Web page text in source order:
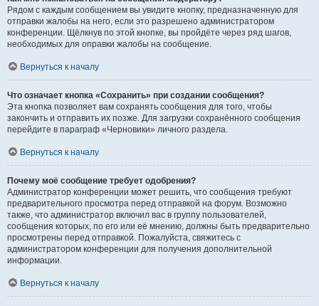
Рядом с каждым сообщением вы увидите кнопку, предназначенную для
отправки жалобы на него, если это разрешено администратором
конференции. Щёлкнув по этой кнопке, вы пройдёте через ряд шагов,
необходимых для оправки жалобы на сообщение.
Вернуться к началу
Что означает кнопка «Сохранить» при создании сообщения?
Эта кнопка позволяет вам сохранять сообщения для того, чтобы
закончить и отправить их позже. Для загрузки сохранённого сообщения
перейдите в параграф «Черновики» личного раздела.
Вернуться к началу
Почему моё сообщение требует одобрения?
Администратор конференции может решить, что сообщения требуют
предварительного просмотра перед отправкой на форум. Возможно
также, что администратор включил вас в группу пользователей,
сообщения которых, по его или её мнению, должны быть предварительно
просмотрены перед отправкой. Пожалуйста, свяжитесь с
администратором конференции для получения дополнительной
информации.
Вернуться к началу